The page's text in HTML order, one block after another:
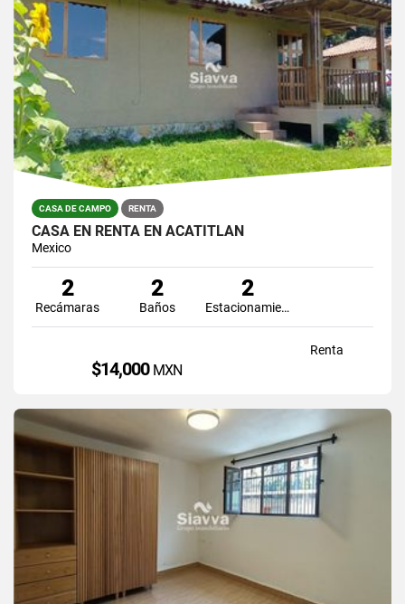
CASA DE CAMPO RENTA
CASA EN RENTA EN ACATITLÁN
Mexico
2
Recámaras
2
Baños
2
Estacionamiento
Renta
$14,000 MXN